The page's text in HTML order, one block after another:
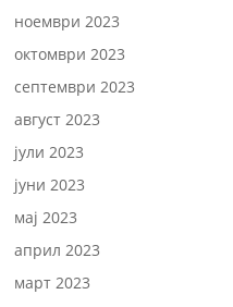
ноември 2023
октомври 2023
септември 2023
август 2023
јули 2023
јуни 2023
мај 2023
април 2023
март 2023